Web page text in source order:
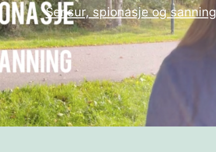
Sensur, spionasje og sanning